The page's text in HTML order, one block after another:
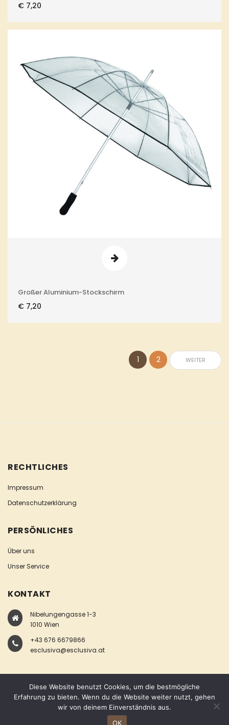
€ 7,20
Großer Aluminium-Stockschirm
€ 7,20
1 2 WEITER
RECHTLICHES
Impressum
Datenschutzerklärung
PERSÖNLICHES
Über uns
Unser Service
KONTAKT
Nibelungengasse 1-3
1010 Wien
+43 676 6679866
esclusiva@esclusiva.at
COPYRIGHT © ESCLUSIVA
Diese Website benutzt Cookies, um die bestmögliche
Erfahrung zu bieten. Wenn du die Website weiter nutzt, gehen
wir von deinem Einverständnis aus.
OK